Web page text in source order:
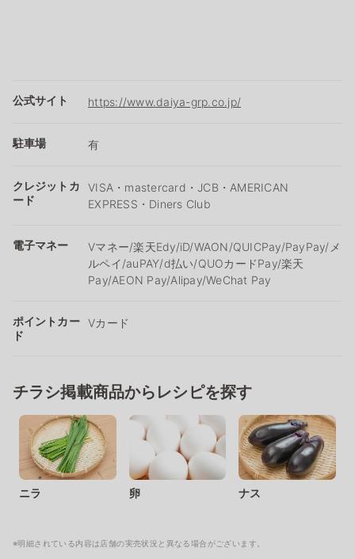
公式サイト https://www.daiya-grp.co.jp/
駐車場 有
クレジットカ
ード
VISA・mastercard・JCB・AMERICAN
EXPRESS・Diners Club
電子マネー
Vマネー/楽天Edy/iD/WAON/QUICPay/PayPay/メ
ルペイ/auPAY/d払い/QUOカードPay/楽天
Pay/AEON Pay/Alipay/WeChat Pay
ポイントカー
ド
Vカード
チラシ掲載商品からレシピを探す
ニラ 卵 ナス
※明細されている内容は店舗の実売状況と異なる場合がございます。